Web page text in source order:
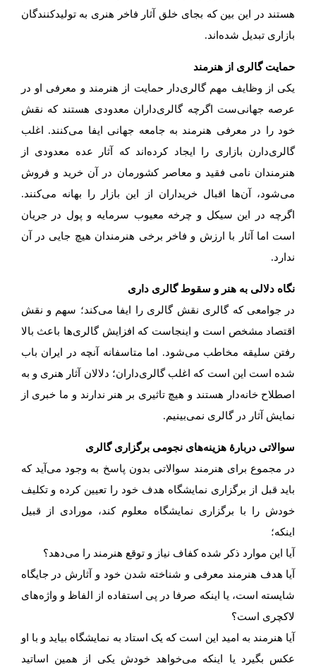
هستند در این بین که بجای خلق آثار فاخر هنری به تولیدکنندگان
بازاری تبدیل شده‌اند.
حمایت گالری از هنرمند
یکی از وظایف مهم گالری‌دار حمایت از هنرمند و معرفی او در
عرصه جهانی‌ست اگرچه گالری‌داران معدودی هستند که نقش
خود را در معرفی هنرمند به جامعه جهانی ایفا می‌کنند. اغلب
گالری‌دارن بازاری را ایجاد کرده‌اند که آثار عده معدودی از
هنرمندان نامی فقید و معاصر کشورمان در آن خرید و فروش
می‌شود، آن‌ها اقبال خریداران از این بازار را بهانه می‌کنند.
اگرچه در این سیکل و چرخه معیوب سرمایه و پول در جریان
است اما آثار با ارزش و فاخر برخی هنرمندان هیچ جایی در آن
ندارد.
نگاه دلالی به هنر و سقوط گالری داری
در جوامعی که گالری نقش گالری را ایفا می‌کند؛ سهم و نقش
اقتصاد مشخص است و اینجاست که افزایش گالری‌ها باعث بالا
رفتن سلیقه مخاطب می‌شود. اما متاسفانه آنچه در ایران باب
شده است این است که اغلب گالری‌داران؛ دلالان آثار هنری و به
اصطلاح خانه‌دار هستند و هیچ تاثیری بر هنر ندارند و ما خبری از
نمایش آثار در گالری نمی‌بینیم.
سوالاتی دربارهٔ هزینه‌های نجومی برگزاری گالری
در مجموع برای هنرمند سوالاتی بدون پاسخ به وجود می‌آید که
باید قبل از برگزاری نمایشگاه هدف خود را تعیین کرده و تکلیف
خودش را با برگزاری نمایشگاه معلوم کند، مورادی از قبیل
اینکه؛
آیا این موارد ذکر شده کفاف نیاز و توقع هنرمند را می‌دهد؟
آیا هدف هنرمند معرفی و شناخته شدن خود و آثارش در جایگاه
شایسته است، یا اینکه صرفا در پی استفاده از الفاظ و واژه‌های
لاکچری است؟
آیا هنرمند به امید این است که یک استاد به نمایشگاه بیاید و با او
عکس بگیرد یا اینکه می‌خواهد خودش یکی از همین اساتید